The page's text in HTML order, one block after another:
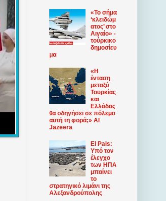
«Το σήμα
‘κλειδώμ
ατος’ στο
Αιγαίο» -
τούρκικο
δημοσίευ
μα
«Η
ένταση
μεταξύ
Τουρκίας
και
Ελλάδας
θα οδηγήσει σε πόλεμο
αυτή τη φορά;» Al
Jazeera
El Pais:
Υπό τον
έλεγχο
των ΗΠΑ
μπαίνει
το
στρατηγικό λιμάνι της
Αλεξανδρούπολης